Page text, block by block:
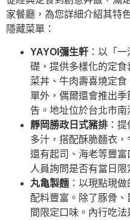
家餐廳，為您詳細介紹其特
隱藏菜單：
YAYOI彌生軒 ：以「
礎，提供多樣化的定
菜丼、牛肉壽喜燒定
單外，偶爾還會推出
告。地址位於台北市
靜岡勝政日式豬排 ：
多汁，搭配酥脆麵衣，
還有起司、海老等豐
人員詢問是否有當日限
丸亀製麵 ：以現點現
配料豐富。除了豚骨
間限定口味。內行吃